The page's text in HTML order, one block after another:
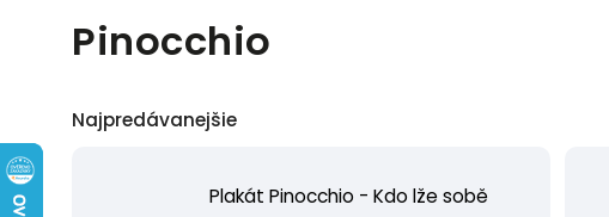
Pinocchio
Najpredávanejšie
Plakát Pinocchio - Kdo lže sobě